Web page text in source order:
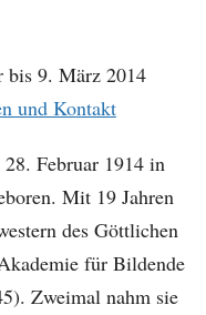
bis 9. März 2014
und Kontakt
Februar 1914 in
Mit 19 Jahren
des Göttlichen
für Bildende
Zweimal nahm sie